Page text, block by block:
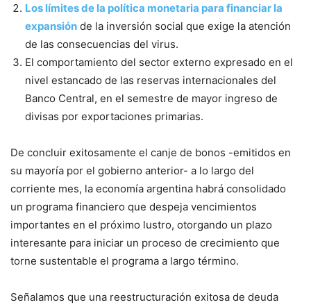
Los límites de la política monetaria para financiar la
expansión de la inversión social que exige la atención
de las consecuencias del virus.
El comportamiento del sector externo expresado en el
nivel estancado de las reservas internacionales del
Banco Central, en el semestre de mayor ingreso de
divisas por exportaciones primarias.
De concluir exitosamente el canje de bonos -emitidos en
su mayoría por el gobierno anterior- a lo largo del
corriente mes, la economía argentina habrá consolidado
un programa financiero que despeja vencimientos
importantes en el próximo lustro, otorgando un plazo
interesante para iniciar un proceso de crecimiento que
torne sustentable el programa a largo término.
Señalamos que una reestructuración exitosa de deuda